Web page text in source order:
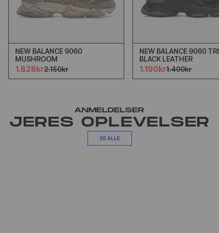
NEW BALANCE 9060
MUSHROOM
1.828kr2.150kr
NEW BALANCE 9060
BLACK LEATHER
1.190kr1.400kr
ANMELDELSER
JERES OPLEVELSER
SE ALLE